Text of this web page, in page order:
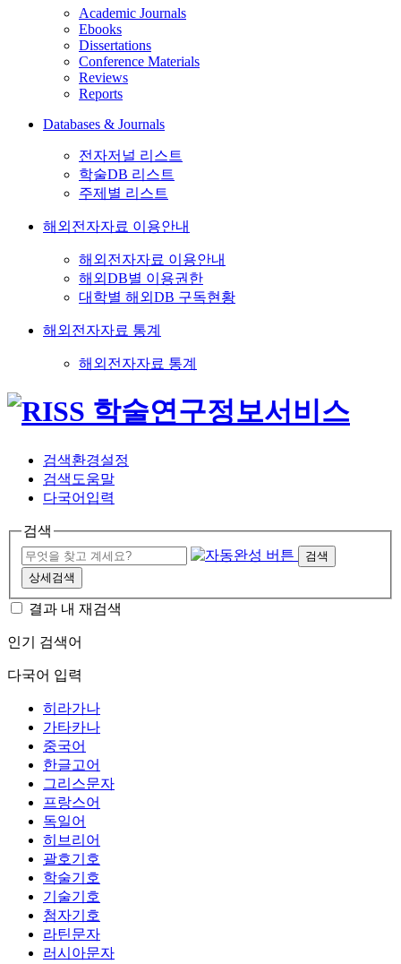
Academic Journals
Ebooks
Dissertations
Conference Materials
Reviews
Reports
Databases & Journals
전자저널 리스트
학술DB 리스트
주제별 리스트
해외전자자료 이용안내
해외전자자료 이용안내
해외DB별 이용권한
대학별 해외DB 구독현황
해외전자자료 통계
해외전자자료 통계
검색환경설정
검색도움말
다국어입력
검색
검색
상세검색
결과 내 재검색
인기 검색어
다국어 입력
히라가나
가타카나
중국어
한글고어
그리스문자
프랑스어
독일어
히브리어
괄호기호
학술기호
기술기호
첨자기호
라틴문자
러시아문자